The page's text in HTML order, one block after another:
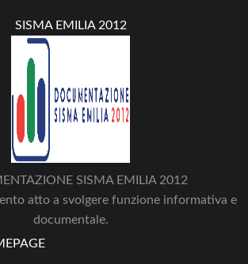
SISMA EMILIA 2012
SISMA EMILIA 2012
atto a svolgere funzione informativa e
documentale.